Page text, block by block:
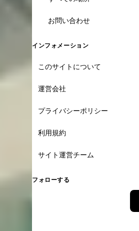
お問い合わせ
インフォメーション
このサイトについて
運営会社
プライバシーポリシー
利用規約
サイト運営チーム
フォローする